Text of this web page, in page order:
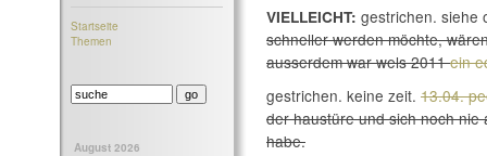
Startseite
Themen
August 2026
VIELLEICHT: gestrichen. siehe
schneller werden möchte,
ausserdem war wels 2011ein
gestrichen. keine zeit. 13.04.
der haustüre und sich noch
habe.